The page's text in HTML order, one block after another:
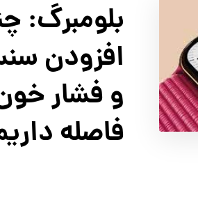
بلومبرگ:
افزودن
و فشار
فاصله